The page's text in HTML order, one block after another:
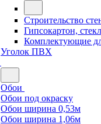
Строительство
Гипсокартон,
Комплектующие
Уголок ПВХ
Обои
Обои под окраску
Обои ширина 0,53м
Обои ширина 1,06м